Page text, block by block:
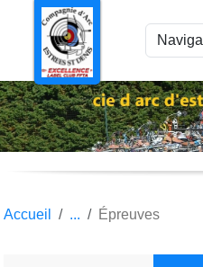
Accueil Épreuves
Panneau de gestion des cookies